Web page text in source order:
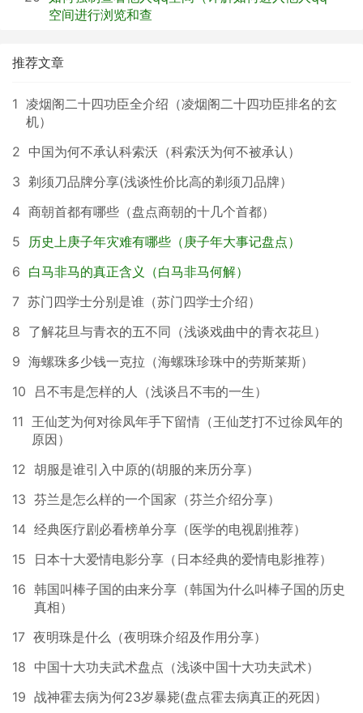
空间进行浏览和查
推荐文章
1 凌烟阁二十四功臣全介绍（凌烟阁二十四功臣排名的玄
机）
2 中国为何不承认科索沃（科索沃为何不被承认）
3 剃须刀品牌分享(浅谈性价比高的剃须刀品牌）
4 商朝首都有哪些（盘点商朝的十几个首都）
5 历史上庚子年灾难有哪些（庚子年大事记盘点）
6 白马非马的真正含义（白马非马何解）
7 苏门四学士分别是谁（苏门四学士介绍）
8 了解花旦与青衣的五不同（浅谈戏曲中的青衣花旦）
9 海螺珠多少钱一克拉（海螺珠珍珠中的劳斯莱斯）
10
吕不韦是怎样的人（浅谈吕不韦的一生）
11 王仙芝为何对徐凤年手下留情（王仙芝打不过徐凤年的
原因）
12 胡服是谁引入中原的(胡服的来历分享）
13 芬兰是怎么样的一个国家（芬兰介绍分享）
14 经典医疗剧必看榜单分享（医学的电视剧推荐）
15
日本十大爱情电影分享（日本经典的爱情电影推荐）
16 韩国叫棒子国的由来分享（韩国为什么叫棒子国的历史
真相）
17 夜明珠是什么（夜明珠介绍及作用分享）
18 中国十大功夫武术盘点（浅谈中国十大功夫武术）
19 战神霍去病为何23岁暴毙(盘点霍去病真正的死因）